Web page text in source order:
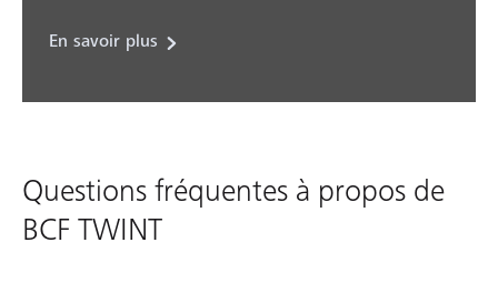
En savoir plus
Questions fréquentes à propos de
BCF TWINT